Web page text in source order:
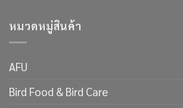
หมวดหมู่สินค้า
AFU
Bird Food & Bird Care